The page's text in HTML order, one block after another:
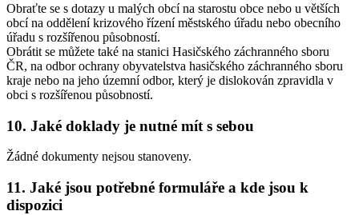
Obraťte se s dotazy u malých obcí na starostu obce nebo u větších
obcí na oddělení krizového řízení městského úřadu nebo obecního
úřadu s rozšířenou působností.
Obrátit se můžete také na stanici Hasičského záchranného sboru
ČR, na odbor ochrany obyvatelstva hasičského záchranného sboru
kraje nebo na jeho územní odbor, který je dislokován zpravidla v
obci s rozšířenou působností.
10. Jaké doklady je nutné mít s sebou
Žádné dokumenty nejsou stanoveny.
11. Jaké jsou potřebné formuláře a kde jsou k
dispozici